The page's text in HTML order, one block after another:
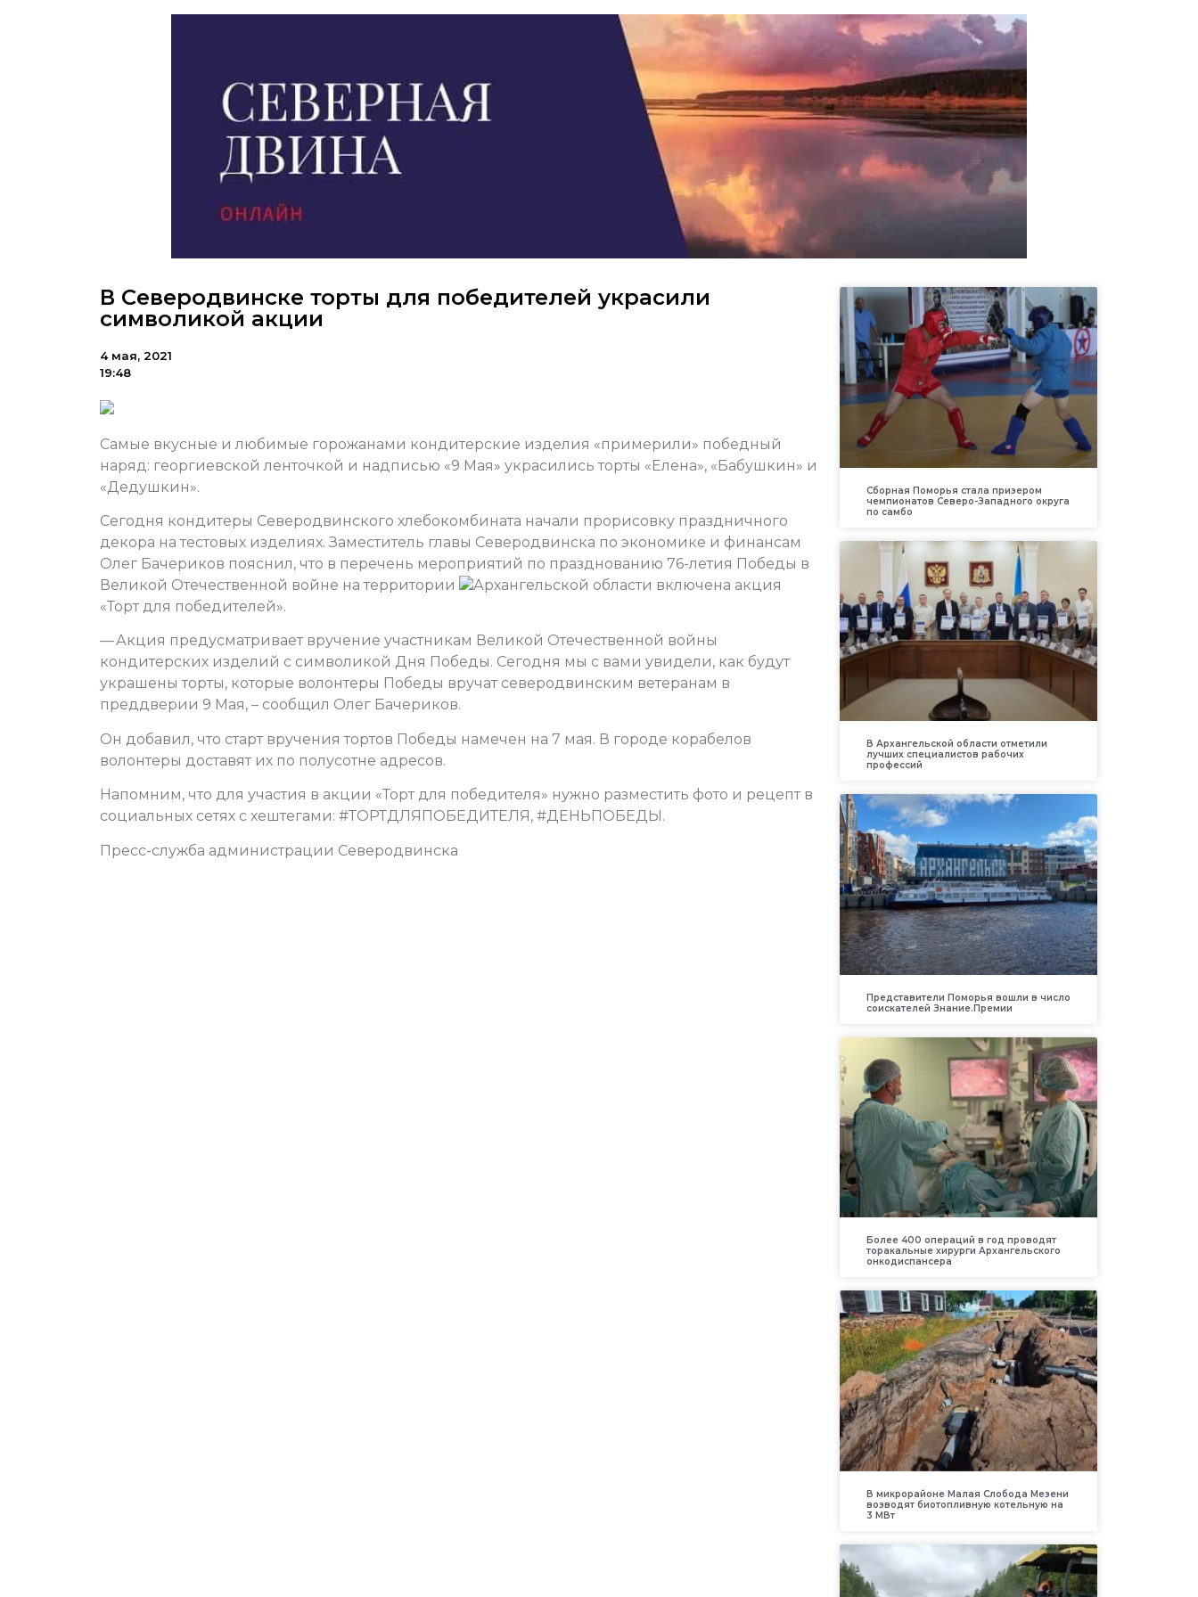
В Северодвинске торты для победителей украсили
символикой акции
4 мая, 2021
19:48
Самые вкусные и любимые горожанами кондитерские изделия «примерили» победный
наряд: георгиевской ленточкой и надписью «9 Мая» украсились торты «Елена», «Бабушкин» и
«Дедушкин».
Сегодня кондитеры Северодвинского хлебокомбината начали прорисовку праздничного
декора на тестовых изделиях. Заместитель главы Северодвинска по экономике и финансам
Олег Бачериков пояснил, что в перечень мероприятий по празднованию 76-летия Победы в
Великой Отечественной войне на территории
Архангельской области включена акция
«Торт для победителей».
— Акция предусматривает вручение участникам Великой Отечественной войны
кондитерских изделий с символикой Дня Победы. Сегодня мы с вами увидели, как будут
украшены торты, которые волонтеры Победы вручат северодвинским ветеранам в
преддверии 9 Мая, – сообщил Олег Бачериков.
Он добавил, что старт вручения тортов Победы намечен на 7 мая. В городе корабелов
волонтеры доставят их по полусотне адресов.
Напомним, что для участия в акции «Торт для победителя» нужно разместить фото и рецепт в
социальных сетях с хештегами: #ТОРТДЛЯПОБЕДИТЕЛЯ, #ДЕНЬПОБЕДЫ.
Пресс-служба администрации Северодвинска
Сборная Поморья стала призером
чемпионатов Северо-Западного округа
по самбо
В Архангельской области отметили
лучших специалистов рабочих
профессий
Представители Поморья вошли в число
соискателей Знание.Премии
Более 400 операций в год проводят
торакальные хирурги Архангельского
онкодиспансера
В микрорайоне Малая Слобода Мезени
возводят биотопливную котельную на
3 МВт